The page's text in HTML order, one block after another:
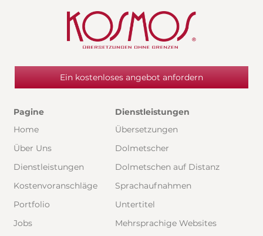
Ein kostenloses angebot anfordern
Pagine
Home
Über Uns
Dienstleistungen
Kostenvoranschläge
Portfolio
Jobs
Dienstleistungen
Übersetzungen
Dolmetscher
Dolmetschen auf Distanz
Sprachaufnahmen
Untertitel
Mehrsprachige Websites